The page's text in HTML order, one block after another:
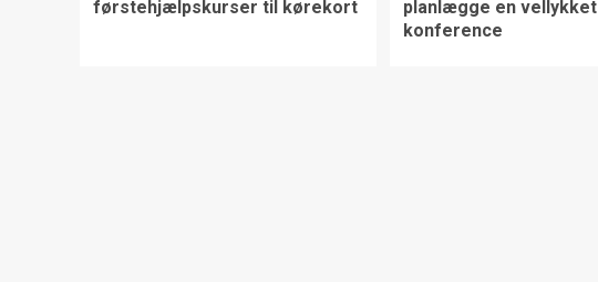
førstehjælpskurser til kørekort
planlægge en vellykket
konference